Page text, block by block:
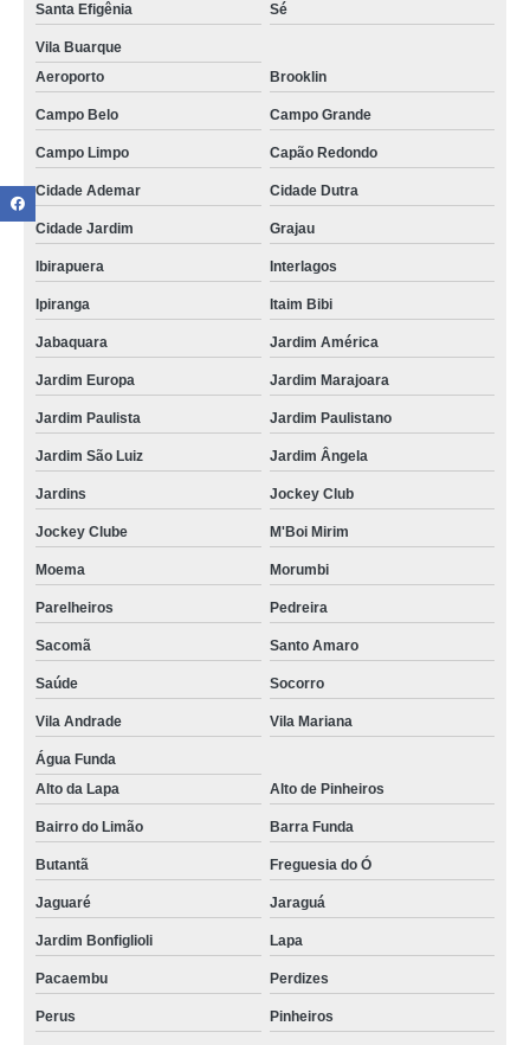
Santa Efigênia Sé
Vila Buarque
Aeroporto
Brooklin
Campo Belo Campo Grande
Campo Limpo Capão Redondo
Cidade Ademar Cidade Dutra
Cidade Jardim Grajau
Ibirapuera Interlagos
Ipiranga Itaim Bibi
Jabaquara Jardim América
Jardim Europa Jardim Marajoara
Jardim Paulista Jardim Paulistano
Jardim São Luiz Jardim Ângela
Jardins Jockey Club
Jockey Clube M'Boi Mirim
Moema Morumbi
Parelheiros Pedreira
Sacomã Santo Amaro
Saúde Socorro
Vila Andrade Vila Mariana
Água Funda
Alto da Lapa
Alto de Pinheiros
Bairro do Limão Barra Funda
Butantã Freguesia do Ó
Jaguaré Jaraguá
Jardim Bonfiglioli Lapa
Pacaembu Perdizes
Perus Pinheiros